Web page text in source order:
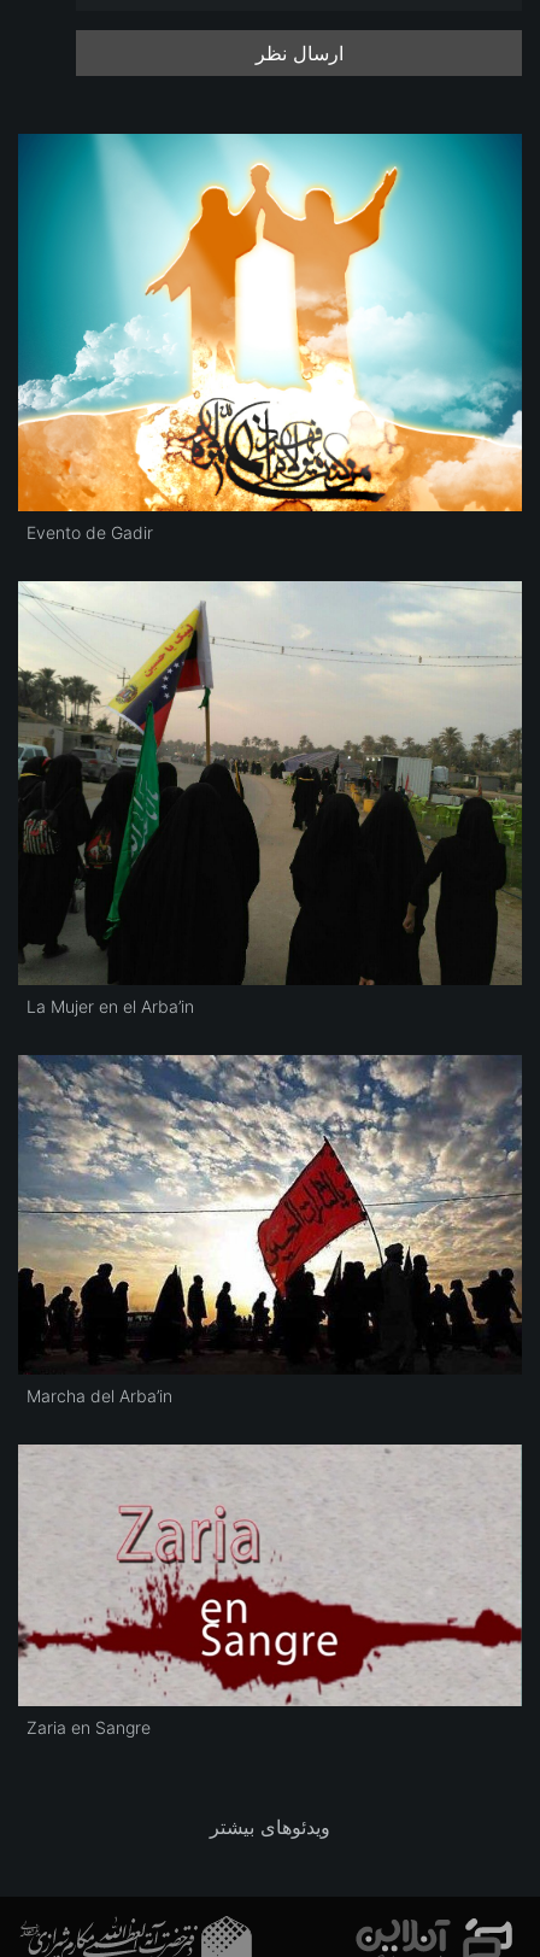
ارسال نظر
Evento de Gadir
La Mujer en el Arba’in
Marcha del Arba’in
Zaria en Sangre
ویدئوهای بیشتر